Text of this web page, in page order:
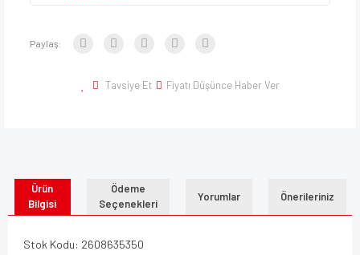
Paylaş:
Tavsiye Et Fiyatı Düşünce Haber Ver
Ürün
Bilgisi
Ödeme
Seçenekleri
Yorumlar Önerileriniz
Stok Kodu: 2608635350